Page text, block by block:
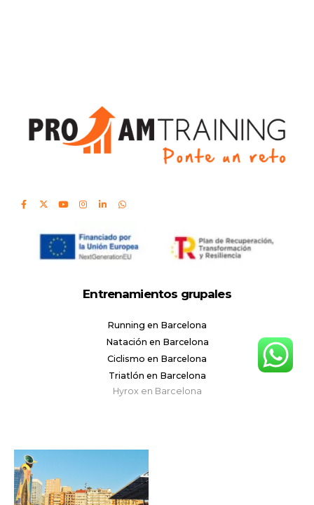
Entrenamientos grupales
Running en Barcelona
Natación en Barcelona
Ciclismo en Barcelona
Triatlón en Barcelona
Hyrox en Barcelona